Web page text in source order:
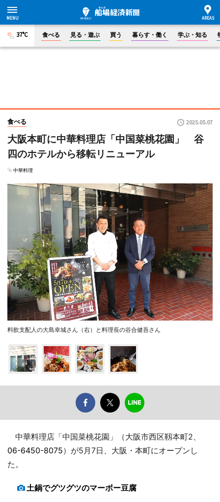
37°C 食べる 見る・遊ぶ 買う 暮らす・働く 学ぶ・知る
食べる 2025.05.07
大阪本町に中華料理店「中国菜桃花園」 谷
四のホテルから移転リニューアル
中華料理
料飲支配人の大島幸城さん（右）と料理長の谷合健吾さん
中華料理店「中国菜桃花園」（大阪市西区靱本町2、
06-6450-8075）が5月7日、大阪・本町にオープンし
た。
土鍋でグツグツのマーボー豆腐